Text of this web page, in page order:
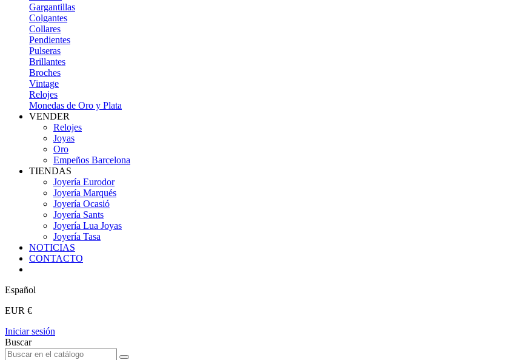
Gargantillas
Colgantes
Collares
Pendientes
Pulseras
Brillantes
Broches
Vintage
Relojes
Monedas de Oro y Plata
VENDER
Relojes
Joyas
Oro
Empeños Barcelona
TIENDAS
Joyería Eurodor
Joyería Marqués
Joyería Ocasió
Joyería Sants
Joyería Lua Joyas
Joyería Tasa
NOTICIAS
CONTACTO
Español
EUR €
Iniciar sesión
Buscar